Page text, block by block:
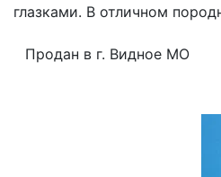
глазками. В отличном
Продан в г. Видное МО